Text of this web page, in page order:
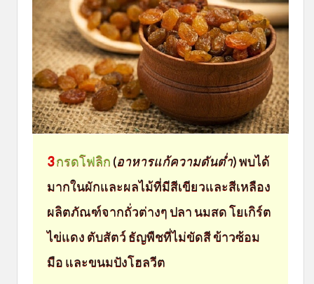
3กรดโฟลิก (อาหารแก้ความดันต่ำ) พบได้
มากในผักและผลไม้ที่มีสีเขียวและสีเหลือง
ผลิตภัณฑ์จากถั่วต่างๆ ปลา นมสด โยเกิร์ต
ไข่แดง ตับสัตว์ ธัญพืชที่ไม่ขัดสี ข้าวซ้อม
มือ และขนมปังโฮลวีต